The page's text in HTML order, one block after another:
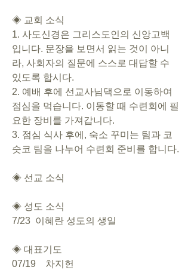
◈ 교회 소식
1. 사도신경은 그리스도인의 신앙고백
입니다. 문장을 보면서 읽는 것이 아니
라, 사회자의 질문에 스스로 대답할 수
있도록 합시다.
2. 예배 후에 선교사님댁으로 이동하여
점심을 먹습니다. 이동할 때 수련회에 필
요한 장비를 가져갑니다.
3. 점심 식사 후에, 숙소 꾸미는 팀과 코
◈ 선교 소식
◈ 성도 소식
7/23  이혜란 성도의 생일
◈ 대표기도
07/19    차지헌